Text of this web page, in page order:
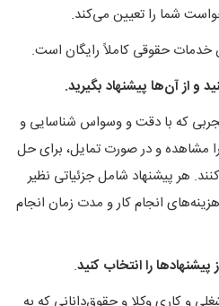
شما را تعیین می‌کند.
خدمات حقوقی کاملاً رایگان است.
که با دقت و وسواس شناسایی و
مشاهده و در صورت تمایل، برای حل
هر پیشنهاد شامل جزئیاتی نظیر
انجام کار و مدت زمان انجام
.